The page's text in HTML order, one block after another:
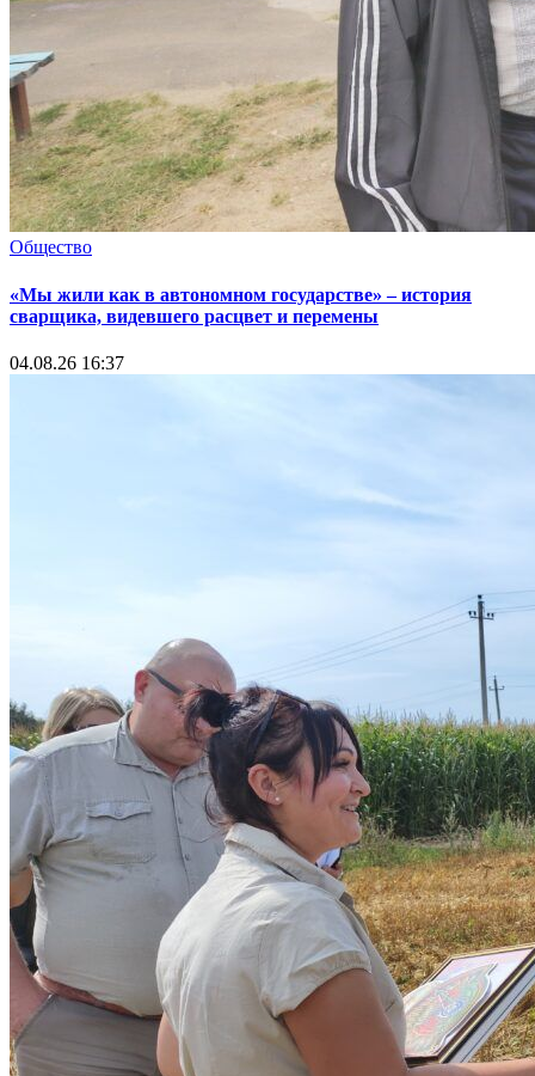
Общество
«Мы жили как в автономном государстве» – история
сварщика, видевшего расцвет и перемены
04.08.26 16:37